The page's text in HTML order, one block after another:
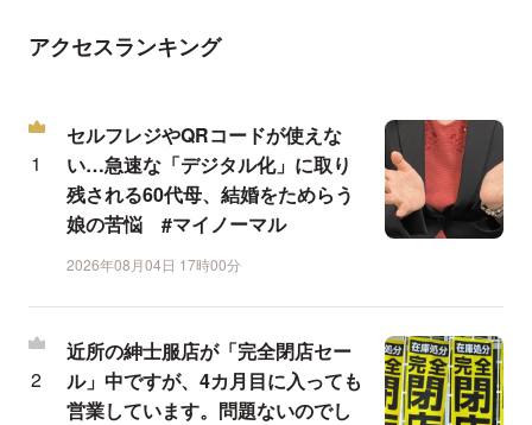
アクセスランキング
セルフレジやQRコードが使えな
い…急速な「デジタル化」に取り
残される60代母、結婚をためらう
娘の苦悩 #マイノーマル
2026年08月04日 17時00分
近所の紳士服店が「完全閉店セー
ル」中ですが、4カ月目に入っても
営業しています。問題ないのでし